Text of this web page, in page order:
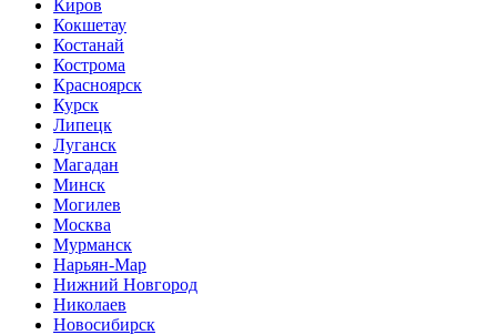
Киров
Кокшетау
Костанай
Кострома
Красноярск
Курск
Липецк
Луганск
Магадан
Минск
Могилев
Москва
Мурманск
Нарьян-Мар
Нижний Новгород
Николаев
Новосибирск